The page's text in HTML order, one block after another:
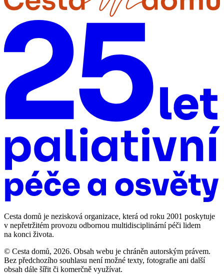
Cesta domů je nezisková organizace, která od roku 2001 poskytuje
v nepřetržitém provozu odbornou multidisciplinární péči lidem
na konci života.
© Cesta domů, 2026. Obsah webu je chráněn autorským právem.
Bez předchozího souhlasu není možné texty, fotografie ani další
obsah dále šířit či komerčně využívat.